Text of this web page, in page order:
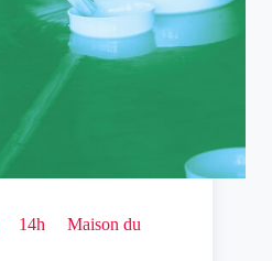
14h
Maison du